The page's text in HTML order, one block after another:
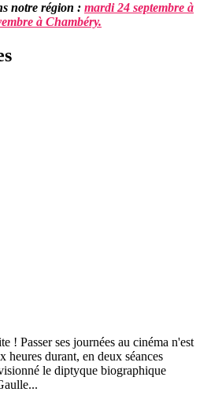
notre région : mardi 24 septembre à
à Chambéry.
! Passer ses journées au cinéma n'est
heures durant, en deux séances
le diptyque biographique